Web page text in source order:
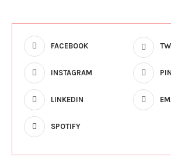
FACEBOOK
INSTAGRAM
LINKEDIN
SPOTIFY